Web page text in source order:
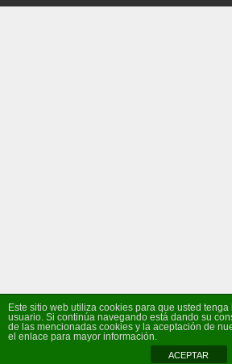
Este sitio web utiliza cookies para que usted
usuario. Si continúa navegando está dando su
de las mencionadas cookies y la aceptación de
el enlace para mayor información.
ACEPTAR